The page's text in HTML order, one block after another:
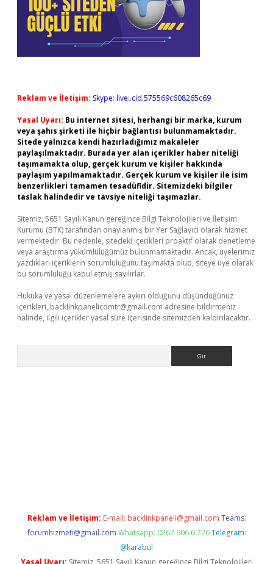
Reklam ve İletişim: Skype: live:.cid.575569c608265c69
Yasal Uyarı: Bu internet sitesi, herhangi bir marka, kurum
veya şahıs şirketi ile hiçbir bağlantısı bulunmamaktadır.
Sitede yalnızca kendi hazırladığımız makaleler
paylaşılmaktadır. Burada yer alan içerikler haber niteliği
taşımamakta olup, gerçek kurum ve kişiler hakkında
paylaşım yapılmamaktadır. Gerçek kurum ve kişiler ile isim
benzerlikleri tamamen tesadüfidir. Sitemizdeki bilgiler
taslak halindedir ve tavsiye niteliği taşımazlar.
Sitemiz, 5651 Sayılı Kanun gereğince Bilgi Teknolojileri ve İletişim
Kurumu (BTK) tarafından onaylanmış bir Yer Sağlayıcı olarak hizmet
vermektedir. Bu nedenle, sitedeki içerikleri proaktif olarak denetleme
veya araştırma yükümlülüğümüz bulunmamaktadır. Ancak, üyelerimiz
yazdıkları içeriklerin sorumluluğunu taşımakta olup, siteye üye olarak
bu sorumluluğu kabul etmiş sayılırlar.
Hukuka ve yasal düzenlemelere aykırı olduğunu düşündüğünüz
içerikleri, backlinkpanelicomtr@gmail.com adresine bildirmeniz
halinde, ilgili içerikler yasal süre içerisinde sitemizden kaldırılacaktır.
Reklam ve İletişim: E-mail: backlinkpaneli@gmail.com Teams:
forumhizmeti@gmail.com Whatsapp: 0262 606 0 726 Telegram:
@karabul
Yasal Uyarı: Sitemiz, 5651 Sayılı Kanun gereğince Bilgi Teknolojileri